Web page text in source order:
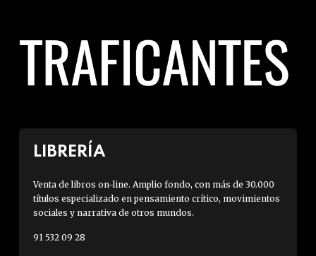
LIBRERÍA
Venta de libros on-line. Amplio fondo, con más de 30.000
títulos especializado en pensamiento crítico, movimientos
sociales y narrativa de otros mundos.
91 532 09 28